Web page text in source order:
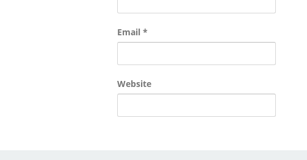
Email *
Website